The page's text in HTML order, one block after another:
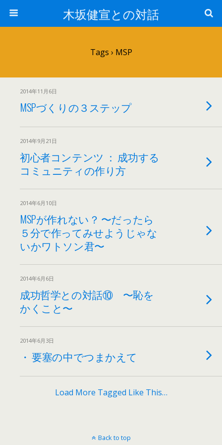
木坂健宣との対話
Tags › MSP
2014年11月6日
MSPづくりの３ステップ
2014年9月21日
初心者コンテンツ ： 成功する
コミュニティの作り方
2014年6月10日
MSPが作れない？ 〜だったら
５分で作ってみせようじゃな
いかワトソン君〜
2014年6月6日
成功哲学との対話⑩ 〜恥を
かくこと〜
2014年6月3日
・ 要塞の中でつまかえて
Load More Tagged Like This…
Back to top